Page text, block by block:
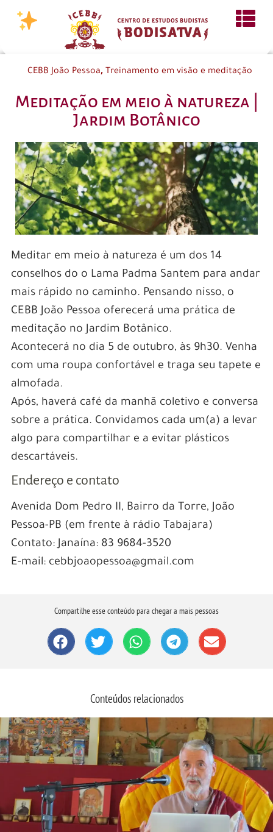
CEBB João Pessoa, Treinamento em visão e meditação
Meditação em meio à natureza |
Jardim Botânico
Meditar em meio à natureza é um dos 14
conselhos do o Lama Padma Santem para andar
mais rápido no caminho. Pensando nisso, o
CEBB João Pessoa oferecerá uma prática de
meditação no Jardim Botânico.
Acontecerá no dia 5 de outubro, às 9h30. Venha
com uma roupa confortável e traga seu tapete e
almofada.
Após, haverá café da manhã coletivo e conversa
sobre a prática. Convidamos cada um(a) a levar
algo para compartilhar e a evitar plásticos
descartáveis.
Endereço e contato
Avenida Dom Pedro II, Bairro da Torre, João
Pessoa-PB (em frente à rádio Tabajara)
Contato: Janaína: 83 9684-3520
E-mail: cebbjoaopessoa@gmail.com
Compartilhe esse conteúdo para chegar a mais pessoas
Conteúdos relacionados